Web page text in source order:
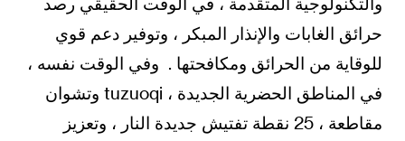
حرائق الغابات والإنذار المبكر ، وتوفير دعم قوي
للوقاية من الحرائق ومكافحتها . وفي الوقت نفسه ،
في المناطق الحضرية الجديدة ، tuzuoqi وتشوان
مقاطعة ، 25 نقطة تفتيش جديدة النار ، وتعزيز